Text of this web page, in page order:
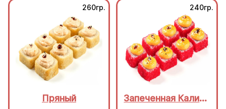
260гр.
Пряный
240гр.
Запеченная Калифорния